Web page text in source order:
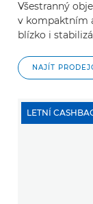
Všestranný
v kompaktním
blízko i
NAJÍT
LETNÍ